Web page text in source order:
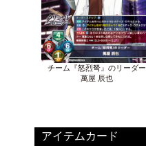
チーム『怒烈弩』のリーダー
萬屋 辰也
アイテムカード